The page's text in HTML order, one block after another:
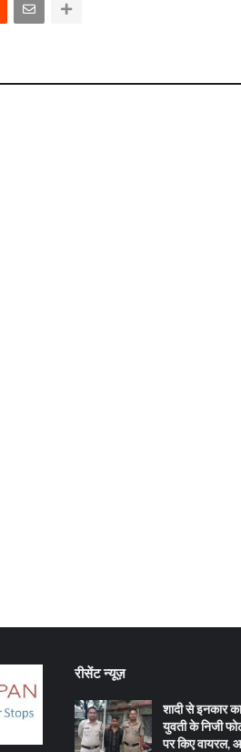
रीसेंट न्यूज़
शादी से इनकार
युवती के निजी
पर किए वायरल,